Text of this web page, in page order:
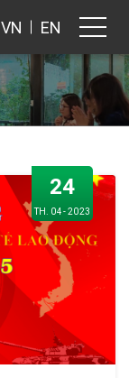
VN EN
24
TH. 04 - 2023